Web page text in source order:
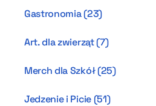
Gastronomia(23)
Art. dla zwierząt(7)
Merch dla Szkół(25)
Jedzenie i Picie(51)